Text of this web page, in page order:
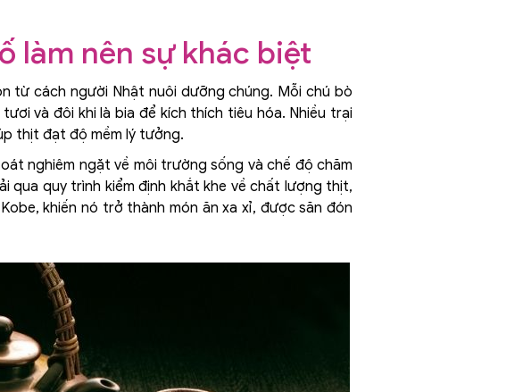
làm nên sự khác biệt
từ cách người Nhật nuôi dưỡng chúng. Mỗi chú bò
và đôi khi là bia để kích thích tiêu hóa. Nhiều trại
thịt đạt độ mềm lý tưởng.
nghiêm ngặt về môi trường sống và chế độ chăm
qua quy trình kiểm định khắt khe về chất lượng thịt,
khiến nó trở thành món ăn xa xỉ, được săn đón